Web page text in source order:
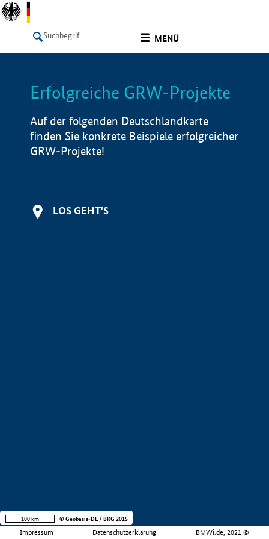
MENÜ
LISTE Info
Erfolgreiche GRW-Projekte
Auf der folgenden Deutschlandkarte
finden Sie konkrete Beispiele erfolgreicher
GRW-Projekte!
LOS GEHT'S
Impressum Datenschutzerklärung BMWi.de, 2021 ©
100 km © Geobasis-DE / BKG 2015